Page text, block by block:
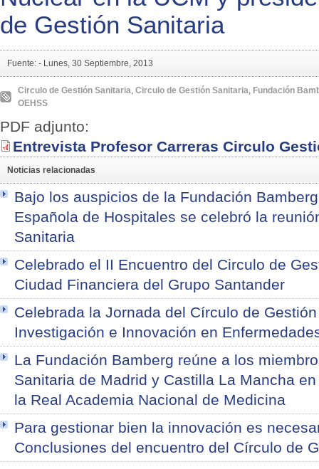
de Gestión Sanitaria
Fuente: - Lunes, 30 Septiembre, 2013
Circulo de Gestión Sanitaria, Circulo de Gestión Sanitaria, Fundación
OEHSS
PDF adjunto:
Entrevista Profesor Carreras Circulo
Noticias relacionadas
Bajo los auspicios de la Fundación
Española de Hospitales se celebró la
Sanitaria
Celebrado el II Encuentro del Circulo de
Ciudad Financiera del Grupo Santander
Celebrada la Jornada del Círculo de
Investigación e Innovación en
La Fundación Bamberg reúne a los
Sanitaria de Madrid y Castilla La Mancha
la Real Academia Nacional de Medicina
Para gestionar bien la innovación es
Conclusiones del encuentro del Círculo de